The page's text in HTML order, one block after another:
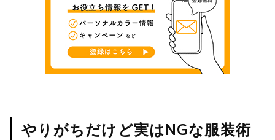
やりがちだけど実はNGな服装術